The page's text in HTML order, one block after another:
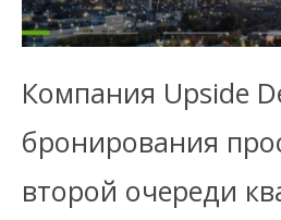
Компания Upside
бронирования
второй очереди